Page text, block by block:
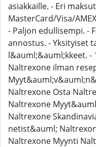
asiakkaille. - Eri
MasterCard/Visa/
- Paljon edullisempi. -
annostus. - Yksityiset
l&auml;&auml;kkeet. -
Naltrexone ilman
Naltrexone Osta
Naltrexone
Naltrexone
netist&auml;
Naltrexone Myynti